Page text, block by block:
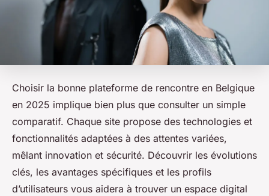
Choisir la bonne plateforme de rencontre en Belgique
en 2025 implique bien plus que consulter un simple
comparatif. Chaque site propose des technologies et
fonctionnalités adaptées à des attentes variées,
mêlant innovation et sécurité. Découvrir les évolutions
clés, les avantages spécifiques et les profils
d’utilisateurs vous aidera à trouver un espace digital